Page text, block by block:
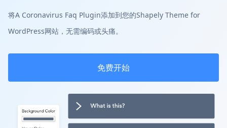
将A Coronavirus Faq Plugin添加到您的Shapely Theme for
WordPress网站，无需编码或头痛。
免费开始